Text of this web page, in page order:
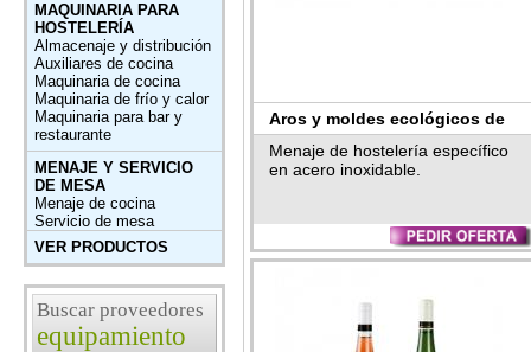
MAQUINARIA PARA
HOSTELERÍA
Almacenaje y distribución
Auxiliares de cocina
Maquinaria de cocina
Maquinaria de frío y calor
Maquinaria para bar y
restaurante
MENAJE Y SERVICIO
DE MESA
Menaje de cocina
Servicio de mesa
VER PRODUCTOS
Buscar proveedores
equipamiento
Aros y moldes ecológicos de
Supreminox
Menaje de hostelería específico
en acero inoxidable.